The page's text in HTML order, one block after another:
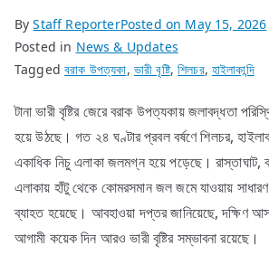
ByStaff ReporterPosted on May 15, 2026
Posted in News & Updates
Taggedবরাক উপত্যকা, ভারী বৃষ্টি,শিলচর,হাইলাকান্দি
টানা ভারী বৃষ্টির জেরে বরাক উপত্যকায় জলাবদ্ধতা
হয়ে উঠছে। গত ২৪ ঘণ্টার প্রবল বর্ষণে শিলচর,
একাধিক নিচু এলাকা জলমগ্ন হয়ে পড়েছে। রাস্তাঘাট,
এলাকায় হাঁটু থেকে কোমরসমান জল জমে যাওয়ায় সাধারণ
ব্যাহত হয়েছে। আবহাওয়া দপ্তর জানিয়েছে, দক্ষিণ
আগামী কয়েক দিন আরও ভারী বৃষ্টির সম্ভাবনা রয়েছে।